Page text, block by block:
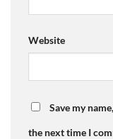
Website
Save my
the next time I